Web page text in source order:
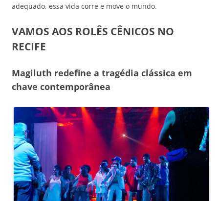
adequado, essa vida corre e move o mundo.
VAMOS AOS ROLÊS CÊNICOS NO
RECIFE
Magiluth redefine a tragédia clássica em
chave contemporânea